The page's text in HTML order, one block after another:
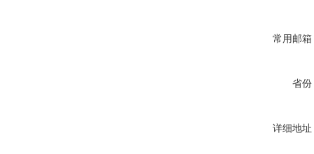
常用邮箱
省份
详细地址